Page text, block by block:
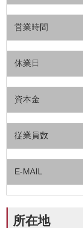
営業時間
休業日
資本金
従業員数
E-MAIL
所在地